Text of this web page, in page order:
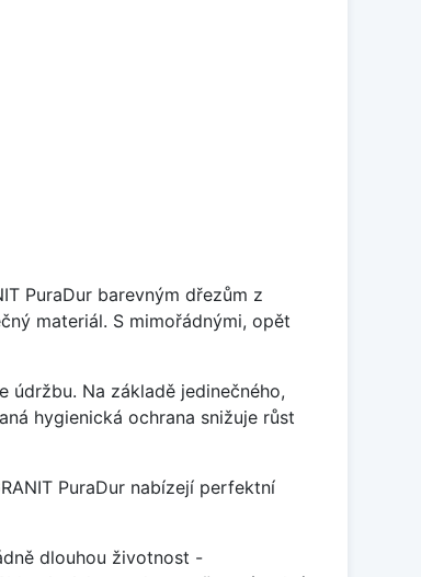
PuraDur barevným dřezům z
materiál. S mimořádnými, opět
Na základě jedinečného,
hygienická ochrana snižuje růst
PuraDur nabízejí perfektní
dlouhou životnost -